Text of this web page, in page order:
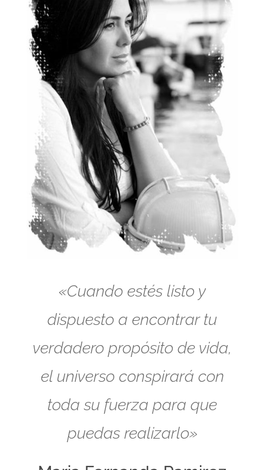
«Cuando estés listo y
dispuesto a encontrar tu
verdadero propósito de vida,
el universo conspirará con
toda su fuerza para que
puedas realizarlo»